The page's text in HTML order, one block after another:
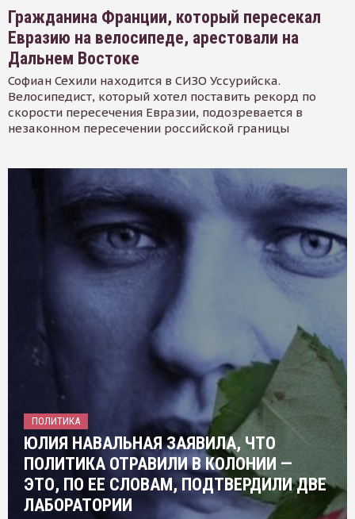
Гражданина Франции, который пересекал
Евразию на велосипеде, арестовали на
Дальнем Востоке
Софиан Сехили находится в СИЗО Уссурийска.
Велосипедист, который хотел поставить рекорд по
скорости пересечения Евразии, подозревается в
незаконном пересечении российской границы
ПОЛИТИКА
ЮЛИЯ НАВАЛЬНАЯ ЗАЯВИЛА, ЧТО
ПОЛИТИКА ОТРАВИЛИ В КОЛОНИИ —
ЭТО, ПО ЕЕ СЛОВАМ, ПОДТВЕРДИЛИ ДВЕ
ЛАБОРАТОРИИ